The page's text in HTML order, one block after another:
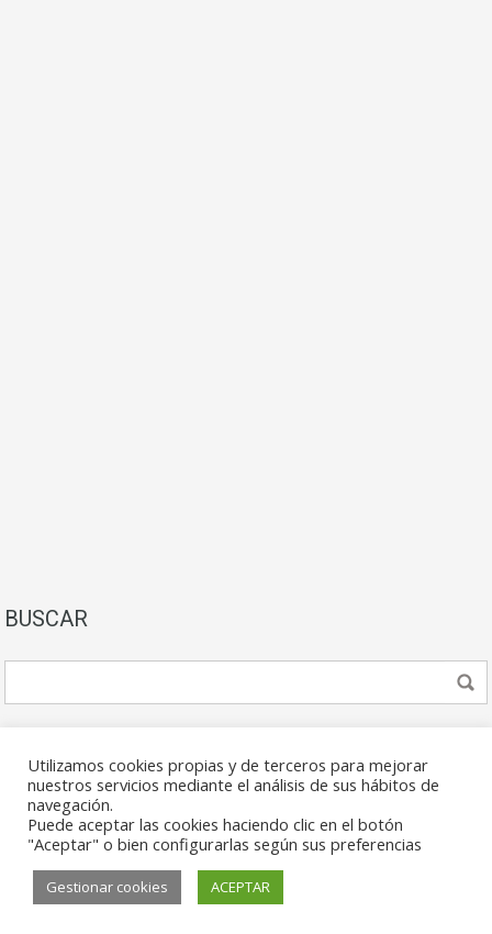
BUSCAR
© 2026. Todos los derechos reservados.
Utilizamos cookies propias y de terceros para mejorar
nuestros servicios mediante el análisis de sus hábitos de
navegación.
Puede aceptar las cookies haciendo clic en el botón
"Aceptar" o bien configurarlas según sus preferencias
Gestionar cookies ACEPTAR